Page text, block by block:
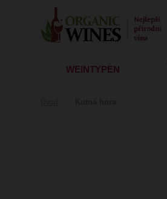
WEINTYPEN